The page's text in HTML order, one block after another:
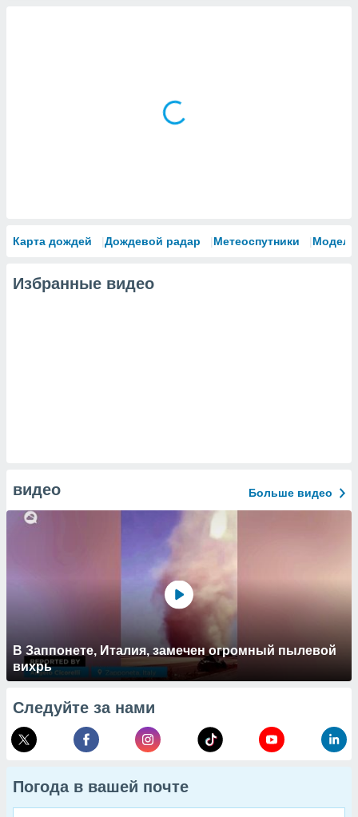
Карта дождей Дождевой радар Метеоспутники Модели
Избранные видео
видео Больше видео
В Заппонете, Италия, замечен огромный пылевой
вихрь
Следуйте за нами
Погода в вашей почте